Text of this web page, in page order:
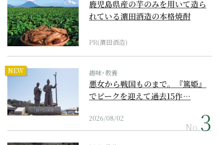
鹿児島県産の芋のみを用いて造ら
れている濵田酒造の本格焼酎
PR(濵田酒造)
NEW 趣味･教養
悪女から戦国ものまで。『篤姫』
でピークを迎えて過去15作…
2026/08/02
No.